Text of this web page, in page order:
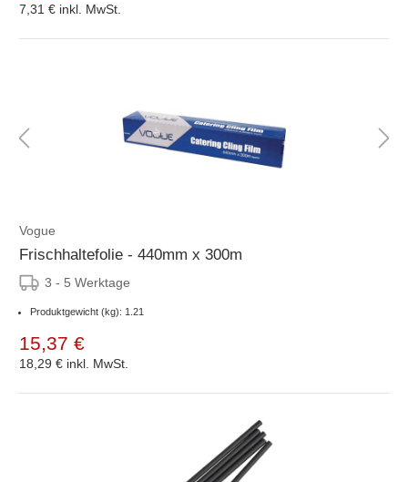
7,31 € inkl. MwSt.
Vogue
Frischhaltefolie - 440mm x 300m
3 - 5 Werktage
Produktgewicht (kg): 1.21
15,37 €
18,29 € inkl. MwSt.